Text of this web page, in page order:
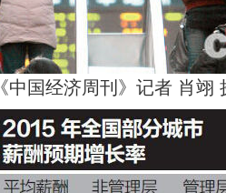
《中国经济周刊》记者 肖翊